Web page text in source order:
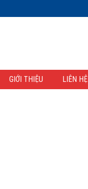
GIỚI THIỆU LIÊN HỆ